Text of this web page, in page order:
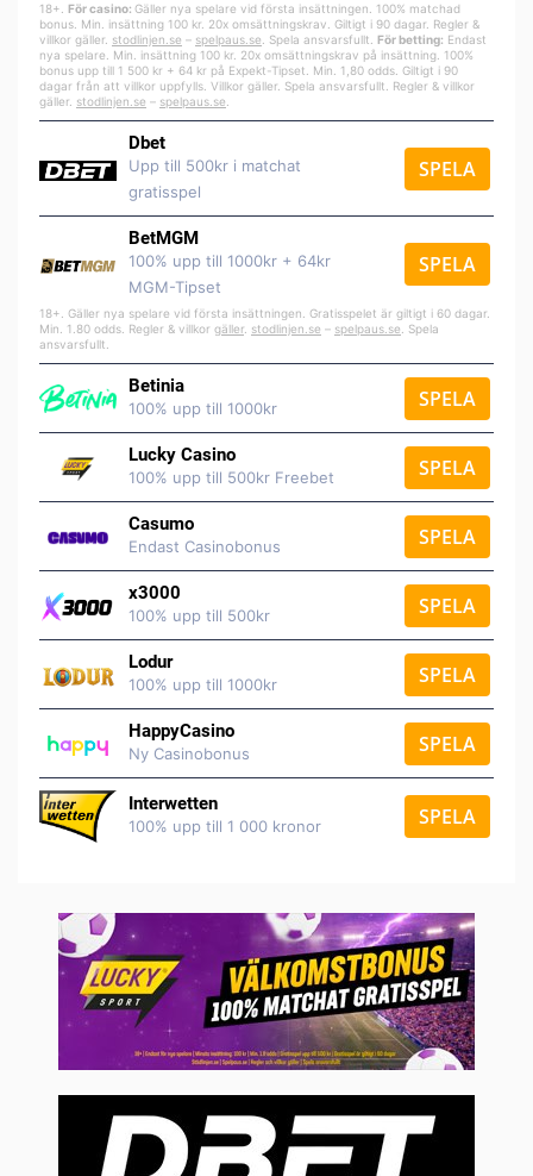
18+. För casino: Gäller nya spelare vid första insättningen. 100% matchad
bonus. Min. insättning 100 kr. 20x omsättningskrav. Giltigt i 90 dagar. Regler &
villkor gäller. stodlinjen.se – spelpaus.se . Spela ansvarsfullt. För betting: Endast
nya spelare. Min. insättning 100 kr. 20x omsättningskrav på insättning. 100%
bonus upp till 1 500 kr + 64 kr på Expekt-Tipset. Min. 1,80 odds. Giltigt i 90
dagar från att villkor uppfylls. Villkor gäller. Spela ansvarsfullt. Regler & villkor
gäller. stodlinjen.se – spelpaus.se
Dbet
Upp till 500kr i matchat
gratisspel
SPELA
BetMGM
100% upp till 1000kr + 64kr
MGM-Tipset
SPELA
18+. Gäller nya spelare vid första insättningen. Gratisspelet är giltigt i 60 dagar.
Min. 1.80 odds. Regler & villkor gäller stodlinjen.se – spelpaus.se . Spela
ansvarsfullt.
Betinia
100% upp till 1000kr SPELA
Lucky Casino
100% upp till 500kr Freebet SPELA
Casumo
Endast Casinobonus SPELA
x3000
100% upp till 500kr SPELA
Lodur
100% upp till 1000kr SPELA
HappyCasino
Ny Casinobonus SPELA
Interwetten
100% upp till 1 000 kronor SPELA